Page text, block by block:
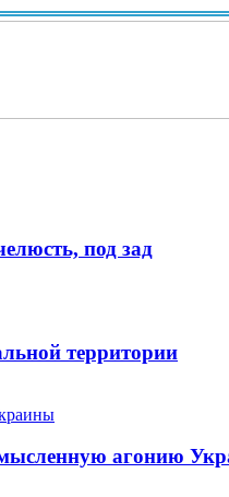
под зад
территории
агонию